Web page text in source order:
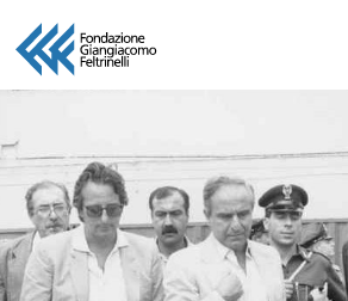
contenuto
Scopri
Collabora